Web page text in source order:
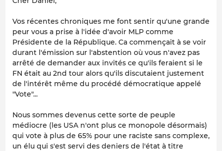
Vos récentes chroniques me font sentir qu'une grande
peur vous a prise à l'idée d'avoir MLP comme
Présidente de la République. Ca commençait à se voir
durant l'émission sur l'abstention où vous n'avez pas
arrêté de demander aux invités ce qu'ils feraient si le
FN était au 2nd tour alors qu'ils discutaient justement
de l'intérêt même du procédé démocratique appelé
"Vote"...
Nous sommes devenus cette sorte de peuple
médiocre (les USA n'ont plus ce monopole désormais)
qui vote à plus de 65% pour une raciste sans complexe,
un élu qui s'est servi des deniers de l'état à titre